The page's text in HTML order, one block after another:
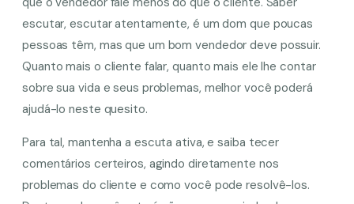
escutar, escutar atentamente, é um dom que poucas
pessoas têm, mas que um bom vendedor deve possuir.
Quanto mais o cliente falar, quanto mais ele lhe contar
sobre sua vida e seus problemas, melhor você poderá
ajudá-lo neste quesito.
Para tal, mantenha a escuta ativa, e saiba tecer
comentários certeiros, agindo diretamente nos
problemas do cliente e como você pode resolvê-los.